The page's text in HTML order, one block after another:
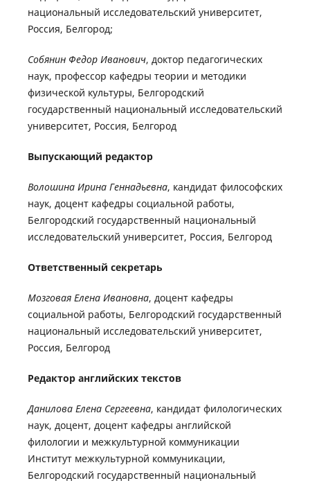
национальный исследовательский университет,
Россия, Белгород;
Собянин Федор Иванович, доктор педагогических
наук, профессор кафедры теории и методики
физической культуры, Белгородский
государственный национальный исследовательский
университет, Россия, Белгород
Выпускающий редактор
Волошина Ирина Геннадьевна, кандидат философских
наук, доцент кафедры социальной работы,
Белгородский государственный национальный
исследовательский университет, Россия, Белгород
Ответственный секретарь
Мозговая Елена Ивановна, доцент кафедры
социальной работы, Белгородский государственный
национальный исследовательский университет,
Россия, Белгород
Редактор английских текстов
Данилова Елена Сергеевна, кандидат филологических
наук, доцент, доцент кафедры английской
филологии и межкультурной коммуникации
Институт межкультурной коммуникации,
Белгородский государственный национальный